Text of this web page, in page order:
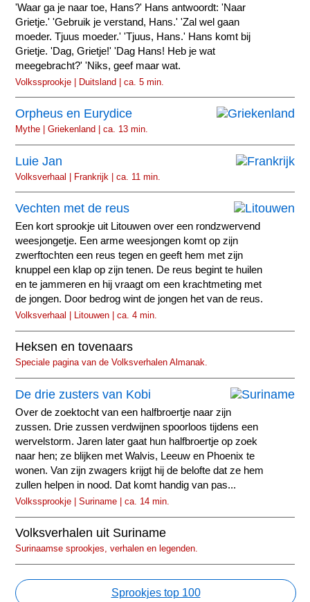
'Waar ga je naar toe, Hans?' Hans antwoordt: 'Naar
Grietje.' 'Gebruik je verstand, Hans.' 'Zal wel gaan
moeder. Tjuus moeder.' 'Tjuus, Hans.' Hans komt bij
Grietje. 'Dag, Grietje!' 'Dag Hans! Heb je wat
meegebracht?' 'Niks, geef maar wat.
Volkssprookje | Duitsland | ca. 5 min.
Orpheus en Eurydice
Mythe | Griekenland | ca. 13 min.
Luie Jan
Volksverhaal | Frankrijk | ca. 11 min.
Vechten met de reus
Een kort sprookje uit Litouwen over een rondzwervend
weesjongetje. Een arme weesjongen komt op zijn
zwerftochten een reus tegen en geeft hem met zijn
knuppel een klap op zijn tenen. De reus begint te huilen
en te jammeren en hij vraagt om een krachtmeting met
de jongen. Door bedrog wint de jongen het van de reus.
Volksverhaal | Litouwen | ca. 4 min.
Heksen en tovenaars
Speciale pagina van de Volksverhalen Almanak.
De drie zusters van Kobi
Over de zoektocht van een halfbroertje naar zijn
zussen. Drie zussen verdwijnen spoorloos tijdens een
wervelstorm. Jaren later gaat hun halfbroertje op zoek
naar hen; ze blijken met Walvis, Leeuw en Phoenix te
wonen. Van zijn zwagers krijgt hij de belofte dat ze hem
zullen helpen in nood. Dat komt handig van pas...
Volkssprookje | Suriname | ca. 14 min.
Volksverhalen uit Suriname
Surinaamse sprookjes, verhalen en legenden.
Sprookjes top 100